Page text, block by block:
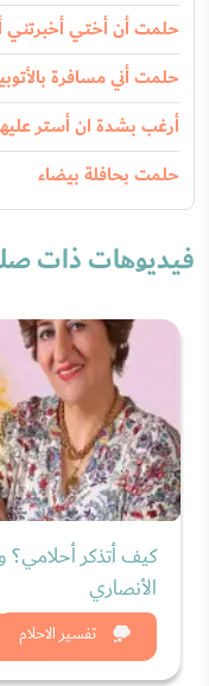
حلمت أن أختي أخبرتني
حلمت أني مسافرة
أرغب بشدة ان أستر
حلمت بحافلة بيضاء
فيديوهات ذات
تفسير الاحلام
كيف أتذكر أحلامي؟
الأنصاري
شاهد الان